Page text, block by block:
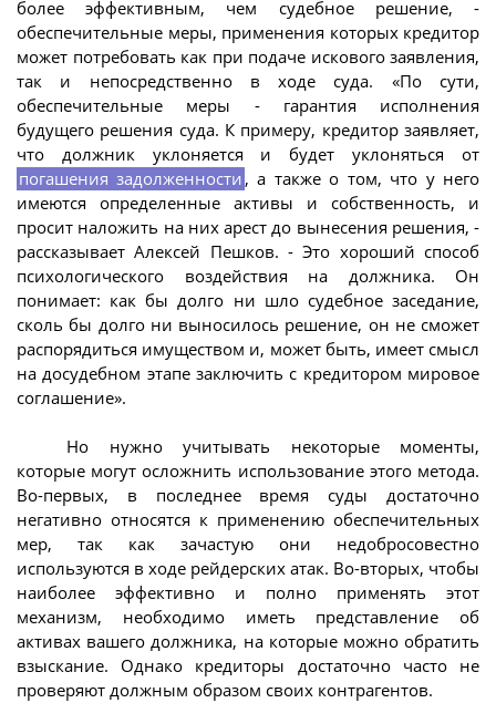
более эффективным, чем судебное решение, -
обеспечительные меры, применения которых кредитор
может потребовать как при подаче искового заявления,
так и непосредственно в ходе суда. «По сути,
обеспечительные меры - гарантия исполнения
будущего решения суда. К примеру, кредитор заявляет,
что должник уклоняется и будет уклоняться от
погашения задолженности , а также о том, что у него
имеются определенные активы и собственность, и
просит наложить на них арест до вынесения решения, -
рассказывает Алексей Пешков. - Это хороший способ
психологического воздействия на должника. Он
понимает: как бы долго ни шло судебное заседание,
сколь бы долго ни выносилось решение, он не сможет
распорядиться имуществом и, может быть, имеет смысл
на досудебном этапе заключить с кредитором мировое
соглашение».
Но нужно учитывать некоторые моменты,
которые могут осложнить использование этого метода.
Во-первых, в последнее время суды достаточно
негативно относятся к применению обеспечительных
мер, так как зачастую они недобросовестно
используются в ходе рейдерских атак. Во-вторых, чтобы
наиболее эффективно и полно применять этот
механизм, необходимо иметь представление об
активах вашего должника, на которые можно обратить
взыскание. Однако кредиторы достаточно часто не
проверяют должным образом своих контрагентов.